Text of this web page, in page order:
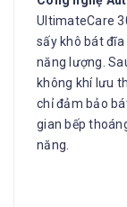
UltimateCare
sấy khô bát
năng lượng.
không khí lưu
chỉ đảm bảo
gian bếp
năng.